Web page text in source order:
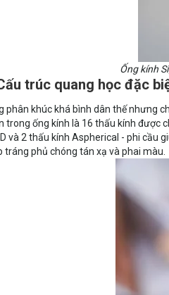
Ống kính
trúc quang học đặc
phân khúc khá bình dân thế nhưng
trong ống kính là 16 thấu kính được
và 2 thấu kính Aspherical - phi cầu
tráng phủ chóng tán xạ và phai màu.